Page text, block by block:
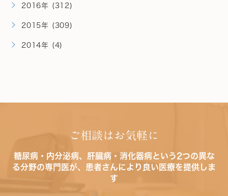
2016年 (312)
2015年 (309)
2014年 (4)
ご相談はお気軽に
糖尿病・内分泌病、肝臓病・消化器病という2つの異な
る分野の専門医が、患者さんにより良い医療を提供しま
す